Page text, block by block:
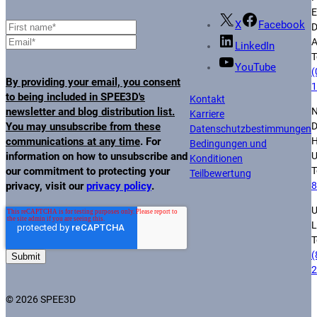
By providing your email, you consent
to being included in SPEE3D's
newsletter and blog distribution list.
You may unsubscribe from these
communications at any time. For
information on how to unsubscribe and
our commitment to protecting your
privacy, visit ourprivacy policy.
© 2026 SPEE3D
X
Facebook
LinkedIn
YouTube
Kontakt
Karriere
Datenschutzbestimmungen
Bedingungen und
Konditionen
Teilbewertung